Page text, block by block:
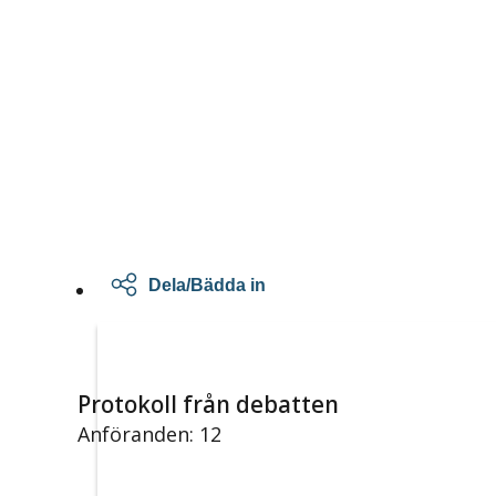
Dela/Bädda in
Protokoll från debatten
Anföranden: 12